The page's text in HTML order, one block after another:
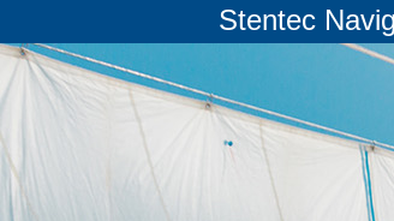
Stentec